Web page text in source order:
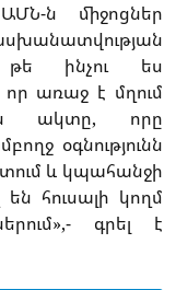
ն միջոցներ
թե ինչու ես
առաջ է մղում
ակտը, որը
օգնությունն
և կպահանջի
հուսալի կողմ
գրել է